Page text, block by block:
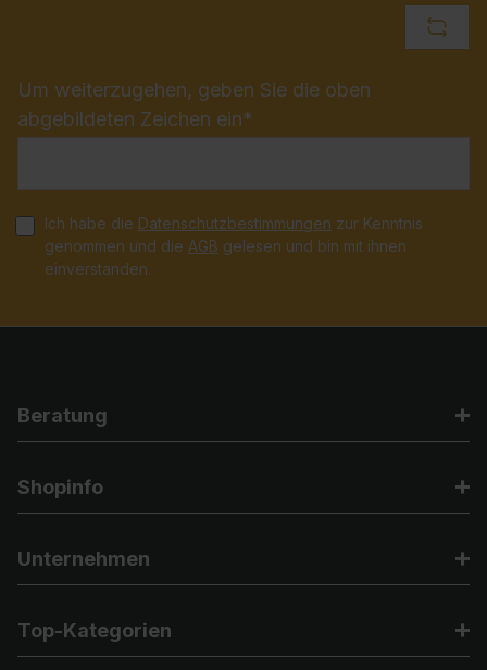
Um weiterzugehen, geben Sie die oben
abgebildeten Zeichen ein*
Ich habe die Datenschutzbestimmungen zur Kenntnis
genommen und die AGB gelesen und bin mit ihnen
einverstanden.
Beratung
Shopinfo
Unternehmen
Top-Kategorien